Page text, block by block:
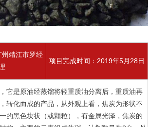
靖江市罗经
项目完成时间：2019年5月28日
它是原油经蒸馏将轻重质油分离后，重质油再
转化而成的产品，从外观上看，焦炭为形状不
的黑色块状（或颗粒），有金属光泽，焦炭的